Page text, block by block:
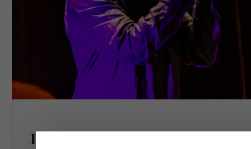
Irreversible Entanglements @